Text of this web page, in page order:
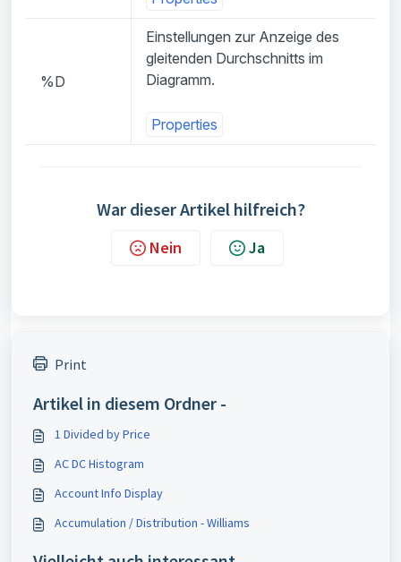
%D
Einstellungen zur Anzeige des
gleitenden Durchschnitts im
Diagramm.
Properties
War dieser Artikel hilfreich?
Nein Ja
Print
Artikel in diesem Ordner -
1 Divided by Price
AC DC Histogram
Account Info Display
Accumulation / Distribution - Williams